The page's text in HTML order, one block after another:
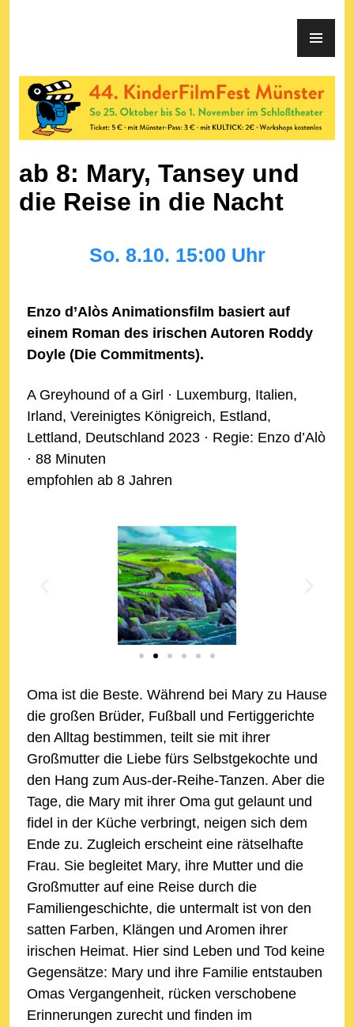
ab 8: Mary, Tansey und
die Reise in die Nacht
So. 8.10. 15:00 Uhr
Enzo d’Alòs Animationsfilm basiert auf
einem Roman des irischen Autoren Roddy
Doyle (Die Commitments).
A Greyhound of a Girl · Luxemburg, Italien,
Irland, Vereinigtes Königreich, Estland,
Lettland, Deutschland 2023 · Regie: Enzo d’Alò
· 88 Minuten
empfohlen ab 8 Jahren
Oma ist die Beste. Während bei Mary zu Hause
die großen Brüder, Fußball und Fertiggerichte
den Alltag bestimmen, teilt sie mit ihrer
Großmutter die Liebe fürs Selbstgekochte und
den Hang zum Aus-der-Reihe-Tanzen. Aber die
Tage, die Mary mit ihrer Oma gut gelaunt und
fidel in der Küche verbringt, neigen sich dem
Ende zu. Zugleich erscheint eine rätselhafte
Frau. Sie begleitet Mary, ihre Mutter und die
Großmutter auf eine Reise durch die
Familiengeschichte, die untermalt ist von den
satten Farben, Klängen und Aromen ihrer
irischen Heimat. Hier sind Leben und Tod keine
Gegensätze: Mary und ihre Familie entstauben
Omas Vergangenheit, rücken verschobene
Erinnerungen zurecht und finden im